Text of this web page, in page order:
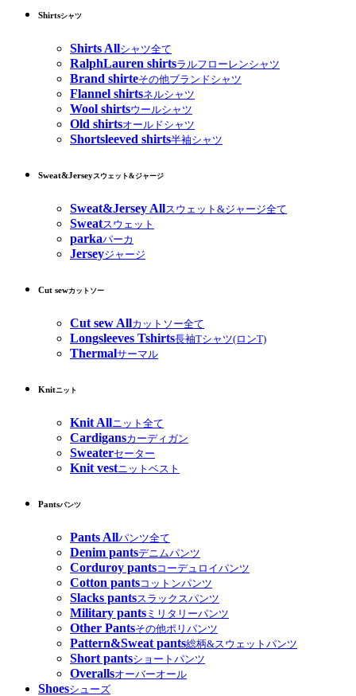
Shirtsシャツ
Shirts Allシャツ全て
RalphLauren shirtsラルフローレンシャツ
Brand shirteその他ブランドシャツ
Flannel shirtsネルシャツ
Wool shirtsウールシャツ
Old shirtsオールドシャツ
Shortsleeved shirts半袖シャツ
Sweat&Jerseyスウェット&ジャージ
Sweat&Jersey Allスウェット&ジャージ全て
Sweatスウェット
parkaパーカ
Jerseyジャージ
Cut sewカットソー
Cut sew Allカットソー全て
Longsleeves Tshirts長袖Tシャツ(ロンT)
Thermalサーマル
Knitニット
Knit Allニット全て
Cardigansカーディガン
Sweaterセーター
Knit vestニットベスト
Pantsパンツ
Pants Allパンツ全て
Denim pantsデニムパンツ
Corduroy pantsコーデュロイパンツ
Cotton pantsコットンパンツ
Slacks pantsスラックスパンツ
Military pants ミリタリーパンツ
Other Pantsその他ポリパンツ
Pattern&Sweat pants総柄&スウェットパンツ
Short pantsショートパンツ
Overallsオーバーオール
Shoesシューズ